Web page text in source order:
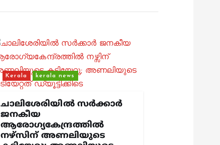
Kerala kerala news
ചാലിശേരിയില്‍ സര്‍ക്കാര്‍
ജനകീയ
ആരോഗ്യകേന്ദ്രത്തില്‍
നഴ്സിന് അണലിയുടെ